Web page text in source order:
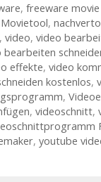
, freeware
Movietool,
, video, video
bearbeiten
effekte, video
kostenlos,
,
, videoschnitt,
, youtube